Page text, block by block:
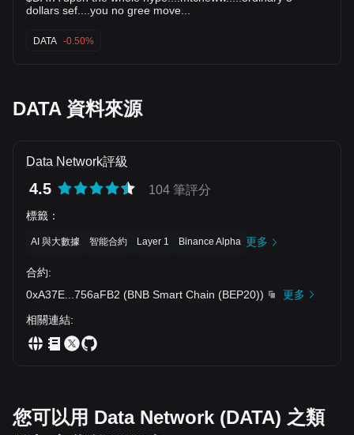
dollars sef....you no gree move...
DATA -0.50%
DATA 資料來源
Data Network評級
4.5 104 筆評分
標籤 ：
AI 與大數據 智能合約 Layer 1 Binance Alpha 更多
合約:
0xA37E
756aFB2 (BNB Smart Chain (BEP20))
更多
相關連結:
您可以用 Data Network (DATA) 之類